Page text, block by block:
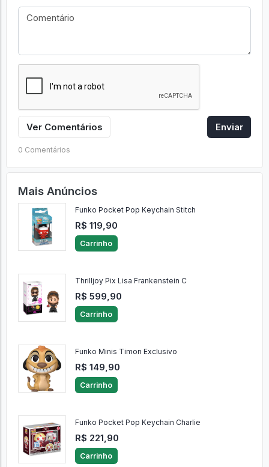
Ver Comentários Enviar
0 Comentários
Mais Anúncios
Funko Pocket Pop Keychain Stitch
R$ 119,90
Carrinho
Thrilljoy Pix Lisa Frankenstein C
R$ 599,90
Carrinho
Funko Minis Timon Exclusivo
R$ 149,90
Carrinho
Funko Pocket Pop Keychain Charlie
R$ 221,90
Carrinho